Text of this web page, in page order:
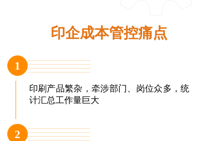
印企成本管控痛点
1
印刷产品繁杂，牵涉部门、岗位众多，统
计汇总工作量巨大
2